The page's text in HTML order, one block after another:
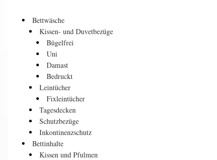
Bettwäsche
Kissen- und Duvetbezüge
Bügelfrei
Uni
Damast
Bedruckt
Leintücher
Fixleintücher
Tagesdecken
Schutzbezüge
Inkontinenzschutz
Bettinhalte
Kissen und Pfulmen